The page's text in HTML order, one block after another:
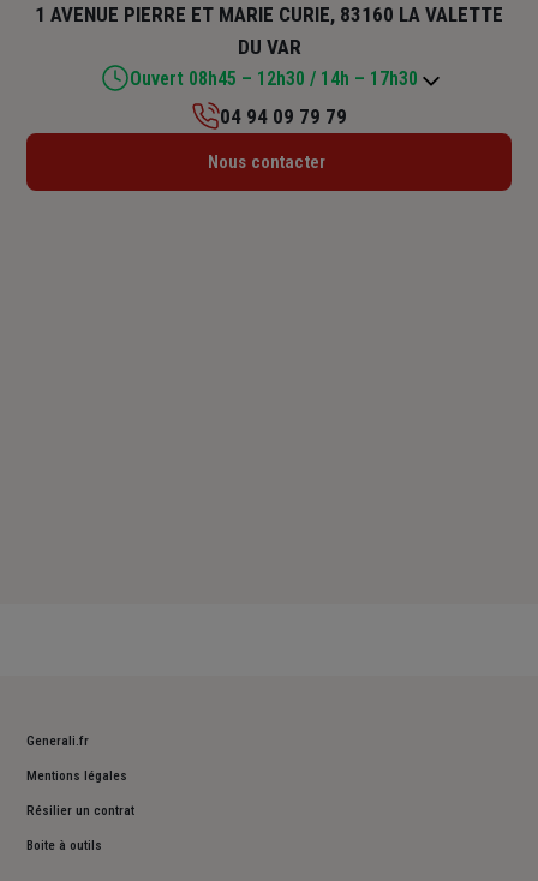
1 AVENUE PIERRE ET MARIE CURIE, 83160 LA VALETTE
DU VAR
Ouvert 08h45 – 12h30 / 14h – 17h30
Lundi : 08h45 – 12h30 / 14h – 17h30
04 94 09 79 79
Nous contacter
Generali.fr
Mentions légales
Résilier un contrat
Boite à outils